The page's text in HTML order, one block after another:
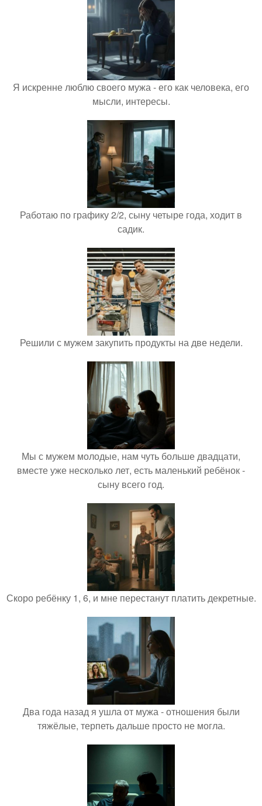
Я искренне люблю своего мужа - его как человека, его
мысли, интересы.
Работаю по графику 2/2, сыну четыре года, ходит в
садик.
Решили с мужем закупить продукты на две недели.
Мы с мужем молодые, нам чуть больше двадцати,
вместе уже несколько лет, есть маленький ребёнок -
сыну всего год.
Скоро ребёнку 1, 6, и мне перестанут платить декретные.
Два года назад я ушла от мужа - отношения были
тяжёлые, терпеть дальше просто не могла.